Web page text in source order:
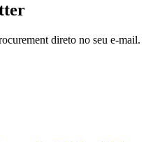
direto no seu e-mail.